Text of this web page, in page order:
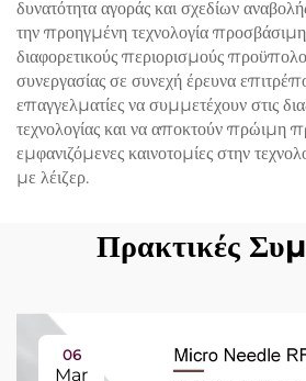
δυνατότητα αγοράς και σχεδίων
την προηγμένη τεχνολογία προσβάσιμη
διαφορετικούς περιορισμούς
συνεργασίας σε συνεχή έρευνα
επαγγελματίες να συμμετέχουν στις
τεχνολογίας και να αποκτούν πρώιμη
εμφανιζόμενες καινοτομίες στην
με λέιζερ.
Πρακτικές
06
Mar